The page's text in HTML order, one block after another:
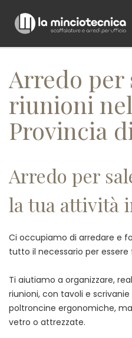
Home/ Arredo per sale riunioni
Arredo per
riunioni
Provincia
Arredo per
la tua attività
Ci occupiamo di arredare e
tutto il necessario per
Ti aiutiamo a organizzare,
riunioni, con tavoli e
poltroncine ergonomiche,
vetro o attrezzate.